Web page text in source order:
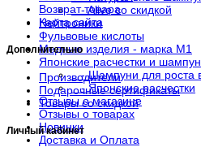
- Alive со скидкой
Нейтроники
Фульвовые кислоты
Медные изделия - марка М1
Японские расчестки и
- Шампуни для роста
- Японские расчестки
Отзывы о магазине
Отзывы о товарах
Новинки
Доставка и Оплата
Возврат товара
Карта сайта
Дополнительно
Производители
Подарочные сертификаты
Товары со скидкой
Личный кабинет